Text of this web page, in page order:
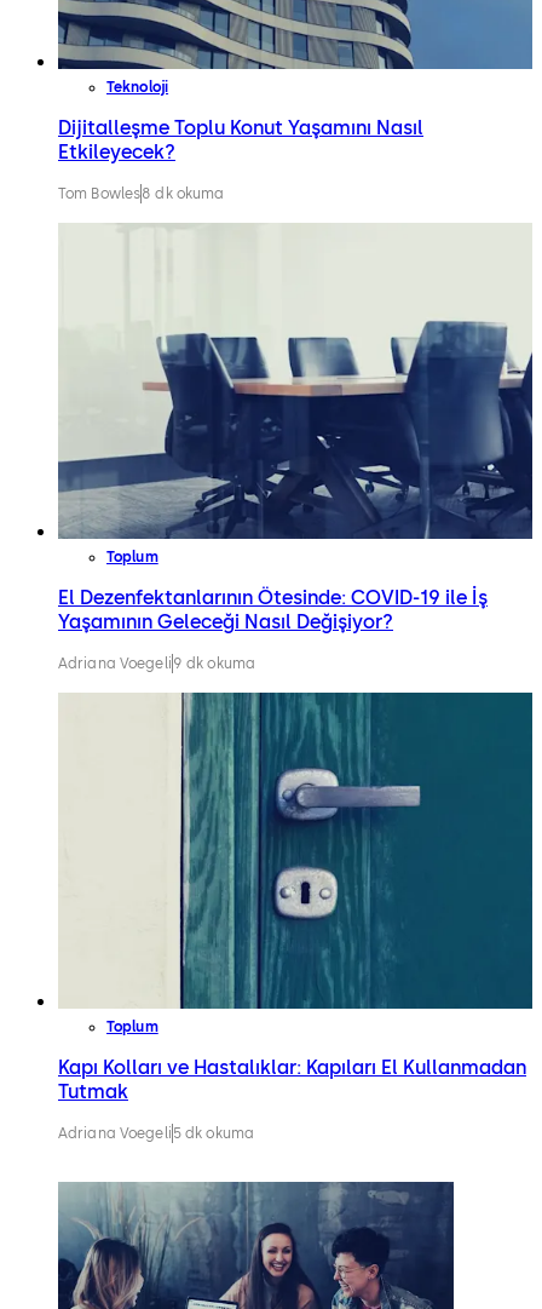
Teknoloji
Dijitalleşme Toplu Konut Yaşamını Nasıl
Etkileyecek?
Tom Bowles8 dk okuma
Toplum
El Dezenfektanlarının Ötesinde: COVID-19 ile İş
Yaşamının Geleceği Nasıl Değişiyor?
Adriana Voegeli 9 dk okuma
Toplum
Kapı Kolları ve Hastalıklar: Kapıları El Kullanmadan
Tutmak
Adriana Voegeli 5 dk okuma